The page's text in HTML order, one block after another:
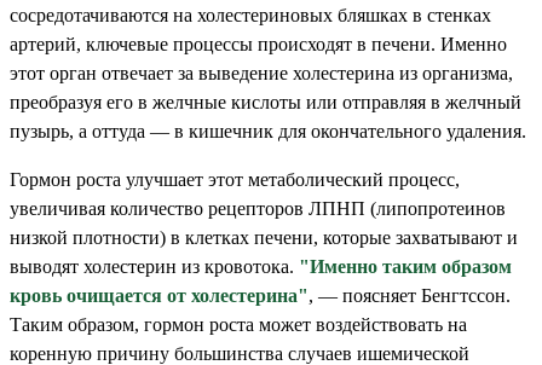
сосредотачиваются на холестериновых бляшках в стенках
артерий, ключевые процессы происходят в печени. Именно
этот орган отвечает за выведение холестерина из организма,
преобразуя его в желчные кислоты или отправляя в желчный
пузырь, а оттуда — в кишечник для окончательного удаления.
Гормон роста улучшает этот метаболический процесс,
увеличивая количество рецепторов ЛПНП (липопротеинов
низкой плотности) в клетках печени, которые захватывают и
выводят холестерин из кровотока. "Именно таким образом
кровь очищается от холестерина", — поясняет Бенгтссон.
Таким образом, гормон роста может воздействовать на
коренную причину большинства случаев ишемической